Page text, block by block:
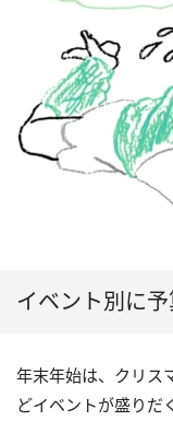
イベント別に
年末年始は、クリス
どイベントが盛りだ